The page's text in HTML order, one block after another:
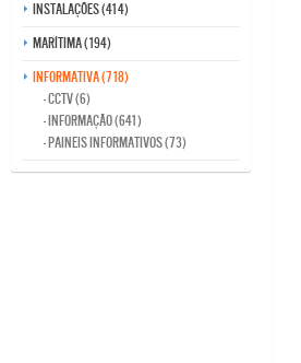
Instalações (414)
Marítima (194)
Informativa (718)
- CCTV (6)
- Informação (641)
- Paineis Informativos (73)